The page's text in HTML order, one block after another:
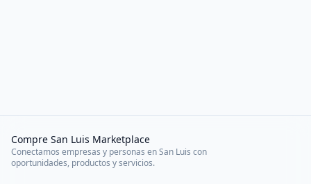
Compre San Luis Marketplace
Conectamos empresas y personas en San Luis con
oportunidades, productos y servicios.